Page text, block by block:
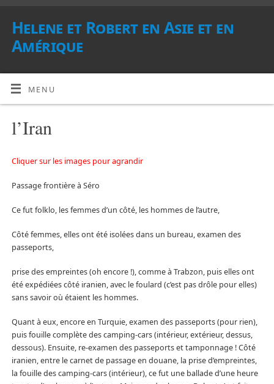
Helene et Robert en Asie et en
Amérique
MENU
l’Iran
Cliquer sur les images pour agrandir
Passage frontière à Séro
Ce fut folklo, les femmes d’un côté, les hommes de l’autre,
Côté femmes, elles ont été isolées dans un bureau, examen des
passeports,
prise des empreintes (oh encore !), comme à Trabzon, puis elles ont
été expédiées côté iranien, avec le foulard (c’est pas drôle pour elles)
sans savoir où étaient les hommes.
Quant à eux, encore en Turquie, examen des passeports (pour rien),
puis fouille complète des camping-cars (intérieur, extérieur, dessus,
dessous). Ensuite, re-examen des passeports et tamponnage ! Côté
iranien, entre le carnet de passage en douane, la prise d’empreintes,
la fouille des camping-cars (intérieur), ce fut une ballade d’une heure